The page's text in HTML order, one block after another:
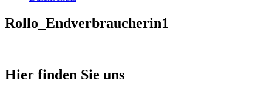
Rollo_Endverbraucherin1
Hier finden Sie uns